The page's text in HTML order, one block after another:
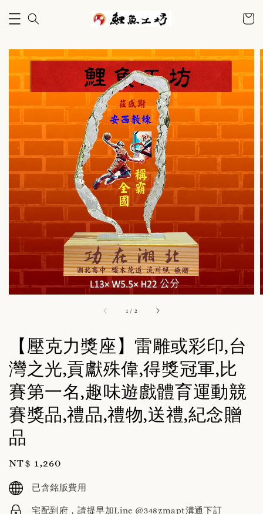
1 / 2
【壓克力獎座】雷雕或彩印,台
灣之光,貢獻殊偉,得獎冠軍,比
賽第一名,趣味遊戲體育運動競
賽獎品,禮品,禮物,送禮,紀念贈
品
Regular
price
NT$ 1,260
已含銘版費用
宅配到府，請提早加Line @348zmapt溝通下訂